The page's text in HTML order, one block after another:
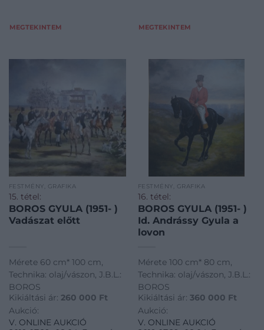
MEGTEKINTEM MEGTEKINTEM
FESTMÉNY, GRAFIKA
15. tétel:
BOROS GYULA (1951- )
Vadászat előtt
Mérete 60 cm* 100 cm,
Technika: olaj/vászon, J.B.L.:
BOROS
Kikiáltási ár: 260 000 Ft
Aukció:
V. ONLINE AUKCIÓ
FESTMÉNY, GRAFIKA
16. tétel:
BOROS GYULA (1951- )
Id. Andrássy Gyula a
lovon
Mérete 100 cm* 80 cm,
Technika: olaj/vászon, J.B.L.:
BOROS
Kikiáltási ár: 360 000 Ft
Aukció:
V. ONLINE AUKCIÓ